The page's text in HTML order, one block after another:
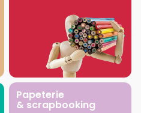
Papeterie
& scrapbooking